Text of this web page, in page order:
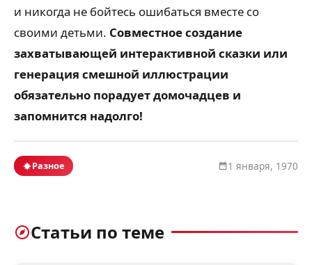
и никогда не бойтесь ошибаться вместе со
своими детьми. Совместное создание
захватывающей интерактивной сказки или
генерация смешной иллюстрации
обязательно порадует домочадцев и
запомнится надолго!
Разное 1 января, 1970
Статьи по теме